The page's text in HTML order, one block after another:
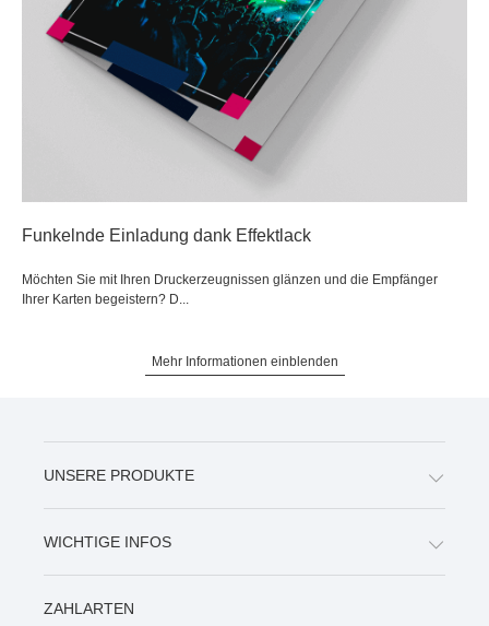
Funkelnde Einladung dank Effektlack
Möchten Sie mit Ihren Druckerzeugnissen glänzen und die Empfänger
Ihrer Karten begeistern? D...
Mehr Informationen einblenden
UNSERE PRODUKTE
WICHTIGE INFOS
ZAHLARTEN